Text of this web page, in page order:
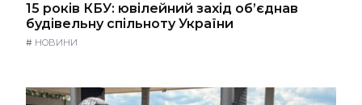
15 років КБУ: ювілейний захід об’єднав
будівельну спільноту України
# НОВИНИ